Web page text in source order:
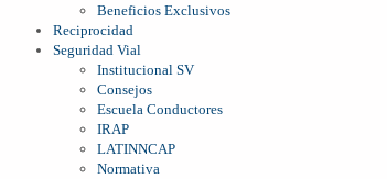
Beneficios Exclusivos
Reciprocidad
Seguridad Vial
Institucional SV
Consejos
Escuela Conductores
IRAP
LATINNCAP
Normativa